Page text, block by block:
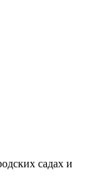
садах и